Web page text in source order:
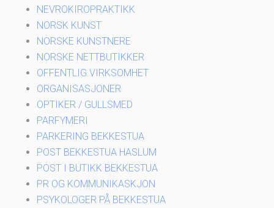
NEVROKIROPRAKTIKK
NORSK KUNST
NORSKE KUNSTNERE
NORSKE NETTBUTIKKER
OFFENTLIG VIRKSOMHET
ORGANISASJONER
OPTIKER / GULLSMED
PARFYMERI
PARKERING BEKKESTUA
POST BEKKESTUA HASLUM
POST I BUTIKK BEKKESTUA
PR OG KOMMUNIKASKJON
PSYKOLOGER PÅ BEKKESTUA